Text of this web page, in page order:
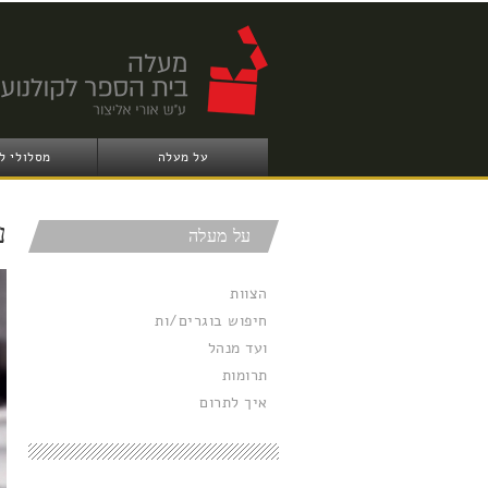
על מעלה מסלולי
על מעלה
הצוות
חיפוש בוגרים/ות
ועד מנהל
תרומות
איך לתרום